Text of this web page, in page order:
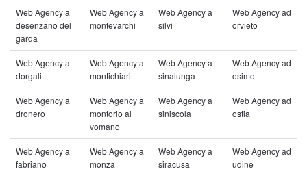
Web Agency a
desenzano del
garda
Web Agency a
montevarchi
Web Agency a
silvi
Web Agency ad
orvieto
Web Agency a
dorgali
Web Agency a
montichiari
Web Agency a
sinalunga
Web Agency ad
osimo
Web Agency a
dronero
Web Agency a
montorio al
vomano
Web Agency a
siniscola
Web Agency ad
ostia
Web Agency a
fabriano
Web Agency a
monza
Web Agency a
siracusa
Web Agency ad
udine